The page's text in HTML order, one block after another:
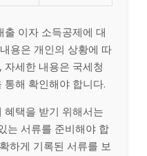
이자 소득공제에 대
용은 개인의 상황에 따
자세한 내용은 국세청
해 확인해야 합니다.
혜택을 받기 위해서는
는 서류를 준비해야 합
하게 기록된 서류를 보